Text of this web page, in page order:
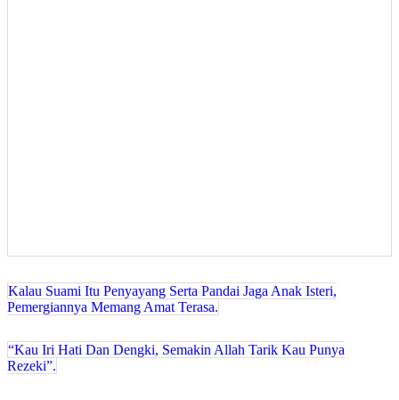
Post
navigation
Kalau Suami Itu Penyayang Serta Pandai Jaga Anak Isteri,
Pemergiannya Memang Amat Terasa.
“Kau Iri Hati Dan Dengki, Semakin Allah Tarik Kau Punya
Rezeki”.